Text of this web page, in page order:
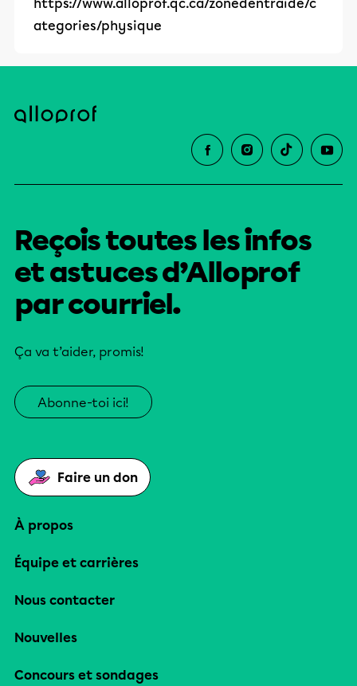
https://www.alloprof.qc.ca/zonedentraide/c
ategories/physique
Reçois toutes les infos
et astuces d’Alloprof
par courriel.
Ça va t’aider, promis!
Abonne-toi ici!
Faire un don
À propos
Équipe et carrières
Nous contacter
Nouvelles
Concours et sondages